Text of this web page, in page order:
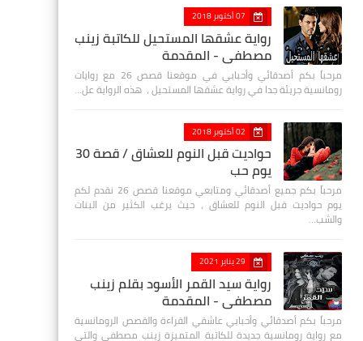
07 أكتوبر 2018
رواية عشقها المستحيل للكاتبة زينب
مصطفي - المقدمة
مرحباً بكم أصدقائي وأحبابي في موقعنا قصص 26 مع روايات
رومانسية جريئة جدا في رواية عشقها المستحيل ، هذه الرواية عل…
02 أكتوبر 2018
حواديت قبل النوم للعشاق / قصة 30
يوم حب
مرحباً بكم جميع أصدقائي ومتابعي موقعنا قصص 26 نقدم لكم
يوم حواديت قبل النوم للعشاق ، حيث يرغب الكثير من البنات
والشب…
29 يناير 2021
رواية سيد القمر الأسود بقلم زينب
مصطفي - المقدمة
مرحباً بكم أصدقائي وأحبابي عاشقي القراءة والقصص الرومانسية
مع رواية رومانسية جديدة للكاتبة المتميزة زينب مصطفى والتي